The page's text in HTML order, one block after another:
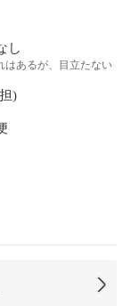
し
はあるが、目立たない
)